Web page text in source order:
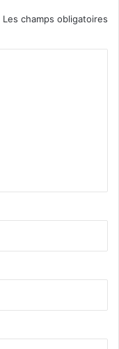
Les champs obligatoires